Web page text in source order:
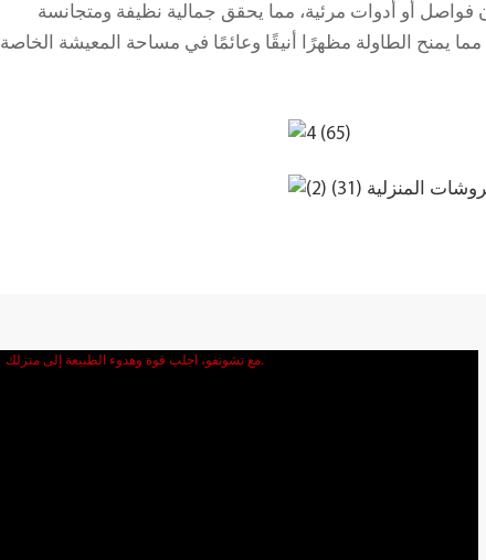
يمنح الطاولة مظهرًا أنيقًا وعائمًا في مساحة المعيشة الخاصة